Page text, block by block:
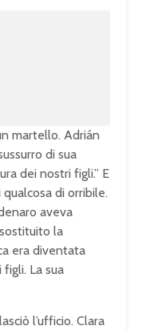
martello. Adrián
di sua
dei nostri figli.” E
di orribile.
aveva
la
era diventata
figli. La sua
l’ufficio. Clara